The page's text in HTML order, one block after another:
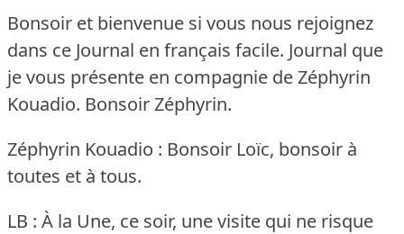
Bonsoir et bienvenue si vous nous rejoignez
dans ce Journal en français facile. Journal que
je vous présente en compagnie de Zéphyrin
Kouadio. Bonsoir Zéphyrin.
Zéphyrin Kouadio : Bonsoir Loïc, bonsoir à
toutes et à tous.
LB : À la Une, ce soir, une visite qui ne risque